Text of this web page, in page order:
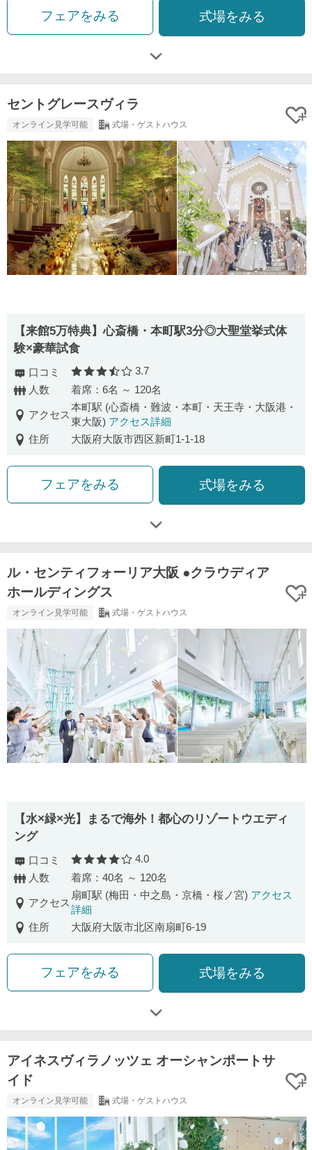
フェアをみる 式場をみる
セントグレースヴィラ
オンライン見学可能 式場・ゲストハウス
【来館5万特典】心斎橋・本町駅3分◎大聖堂挙式体
験×豪華試食
口コミ 口コミ評価
3.7
人数
着席：6名 ～ 120名
アクセス
本町駅 (心斎橋・難波・本町・天王寺・大阪港・
東大阪) アクセス詳細
住所
大阪府大阪市西区新町1-1-18
フェアをみる 式場をみる
ル・センティフォーリア大阪 ●クラウディア
ホールディングス
オンライン見学可能 式場・ゲストハウス
【水×緑×光】まるで海外！都心のリゾートウエディ
ング
口コミ 口コミ評価
4.0
人数
着席：40名 ～ 120名
アクセス
扇町駅 (梅田・中之島・京橋・桜ノ宮) アクセス
詳細
住所
大阪府大阪市北区南扇町6-19
フェアをみる 式場をみる
アイネスヴィラノッツェ オーシャンポートサ
イド
オンライン見学可能 式場・ゲストハウス